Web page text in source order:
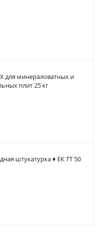
для минераловатных и
плит 25 кг
штукатурка ♦ ЕК ТТ 50